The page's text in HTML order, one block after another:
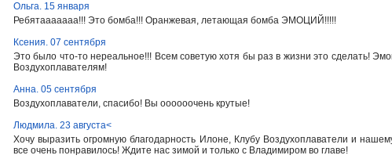
Ольга. 15 января
Ребятааааааа!!! Это бомба!!! Оранжевая, летающая бомба ЭМОЦИЙ!!!!!
Ксения. 07 сентября
Это было что-то нереальное!!! Всем советую хотя бы раз в жизни это сделать!
Воздухоплавателям!
Анна. 05 сентября
Воздухоплаватели, спасибо! Вы оооооочень крутые!
Людмила. 23 августа<
Хочу выразить огромную благодарность Илоне, Клубу Воздухоплаватели и
все очень понравилось! Ждите нас зимой и только с Владимиром во главе!